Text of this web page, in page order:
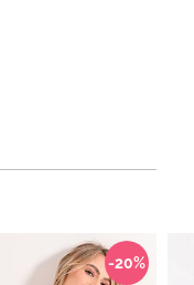
-20%